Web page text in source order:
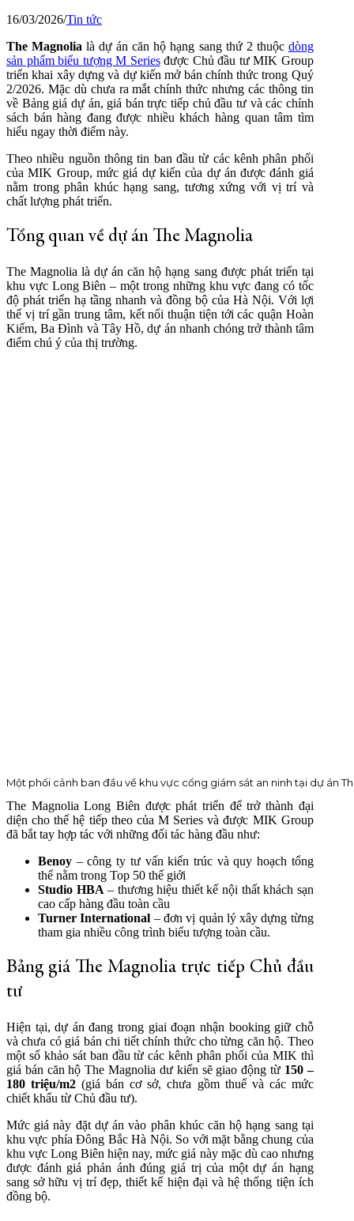
16/03/2026/Tin tức
The Magnolialà dự án căn hộ hạng sang thứ 2 thuộc dòng
sản phẩm biểu tượng M Seriesđược Chủ đầu tư MIK Group
triển khai xây dựng và dự kiến mở bán chính thức trong Quý
2/2026. Mặc dù chưa ra mắt chính thức nhưng các thông tin
về Bảng giá dự án, giá bán trực tiếp chủ đầu tư và các chính
sách bán hàng đang được nhiều khách hàng quan tâm tìm
hiểu ngay thời điểm này.
Theo nhiều nguồn thông tin ban đầu từ các kênh phân phối
của MIK Group, mức giá dự kiến của dự án được đánh giá
nằm trong phân khúc hạng sang, tương xứng với vị trí và
chất lượng phát triển.
Tổng quan về dự án The Magnolia
The Magnolia là dự án căn hộ hạng sang được phát triển tại
khu vực Long Biên – một trong những khu vực đang có tốc
độ phát triển hạ tầng nhanh và đồng bộ của Hà Nội. Với lợi
thế vị trí gần trung tâm, kết nối thuận tiện tới các quận Hoàn
Kiếm, Ba Đình và Tây Hồ, dự án nhanh chóng trở thành tâm
điểm chú ý của thị trường.
Một phối cảnh ban đầu về khu vực cổng giám sát an ninh tại dự án
The Magnolia Long Biên được phát triển để trở thành đại
diện cho thế hệ tiếp theo của M Series và được MIK Group
đã bắt tay hợp tác với những đối tác hàng đầu như:
Benoy – công ty tư vấn kiến trúc và quy hoạch tổng
thể nằm trong Top 50 thế giới
Studio HBA – thương hiệu thiết kế nội thất khách sạn
cao cấp hàng đầu toàn cầu
Turner International – đơn vị quản lý xây dựng từng
tham gia nhiều công trình biểu tượng toàn cầu.
Bảng giá The Magnolia trực tiếp Chủ đầu
tư
Hiện tại, dự án đang trong giai đoạn nhận booking giữ chỗ
và chưa có giá bán chi tiết chính thức cho từng căn hộ. Theo
một số khảo sát ban đầu từ các kênh phân phối của MIK thì
giá bán căn hộ The Magnolia dư kiến sẽ giao động từ 150 –
180 triệu/m2 (giá bán cơ sở, chưa gồm thuế và các mức
chiết khấu từ Chủ đầu tư).
Mức giá này đặt dự án vào phân khúc căn hộ hạng sang tại
khu vực phía Đông Bắc Hà Nội. So với mặt bằng chung của
khu vực Long Biên hiện nay, mức giá này mặc dù cao nhưng
được đánh giá phản ánh đúng giá trị của một dự án hạng
sang sở hữu vị trí đẹp, thiết kế hiện đại và hệ thống tiện ích
đồng bộ.